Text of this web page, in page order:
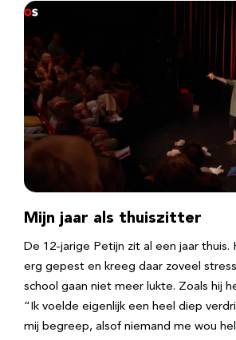
Mijn jaar als thuiszitter
De 12-jarige Petijn zit al een jaar thuis.
erg gepest en kreeg daar zoveel
school gaan niet meer lukte. Zoals hij
“Ik voelde eigenlijk een heel diep
mij begreep, alsof niemand me wou